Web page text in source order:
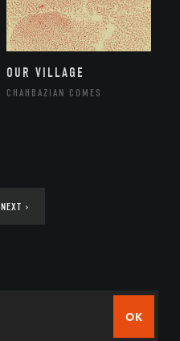
OUR VILLAGE
CHAHBAZIAN COMES
NEXT ›
OK